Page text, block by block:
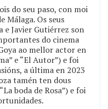
do seu paso, con moi
Málaga. Os seus
e Javier Gutiérrez son
do cinema
ao mellor actor en
e “El Autor”) e foi
a última en 2023
tamén ten dous
boda de Rosa”) e foi